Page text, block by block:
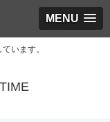
MENU
います。